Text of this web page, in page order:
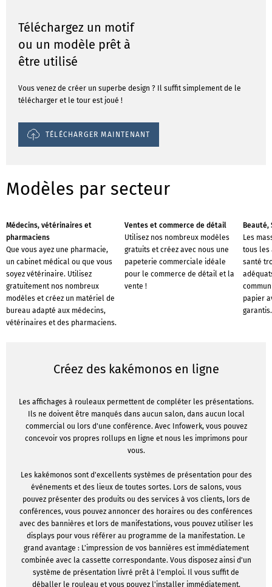
Téléchargez un motif
ou un modèle prêt à
être utilisé
Vous venez de créer un superbe design ? Il suffit simplement de le
télécharger et le tour est joué !
TÉLÉCHARGER MAINTENANT
Modèles par secteur
Médecins, vétérinaires et
pharmaciens
Que vous ayez une pharmacie,
un cabinet médical ou que vous
soyez vétérinaire. Utilisez
gratuitement nos nombreux
modèles et créez un matériel de
bureau adapté aux médecins,
vétérinaires et des pharmaciens.
Ventes et commerce de détail
Utilisez nos nombreux modèles
gratuits et créez avec nous une
papeterie commerciale idéale
pour le commerce de détail et la
vente !
Beauté,
Les
tous les
santé
papier
garantis.
Créez des kakémonos en ligne
Les affichages à rouleaux permettent de compléter les présentations.
Ils ne doivent être manqués dans aucun salon, dans aucun local
commercial ou lors d'une conférence. Avec Infowerk, vous pouvez
concevoir vos propres rollups en ligne et nous les imprimons pour
vous.
Les kakémonos sont d'excellents systèmes de présentation pour des
événements et des lieux de toutes sortes. Lors de salons, vous
pouvez présenter des produits ou des services à vos clients, lors de
conférences, vous pouvez annoncer des horaires ou des conférences
avec des bannières et lors de manifestations, vous pouvez utiliser les
displays pour vous référer au programme de la manifestation. Le
grand avantage : L'impression de vos bannières est immédiatement
combinée avec la cassette correspondante. Vous disposez ainsi d'un
système de présentation livré prêt à l'emploi. Il vous suffit de
déballer le rouleau et vous pouvez l'installer immédiatement.